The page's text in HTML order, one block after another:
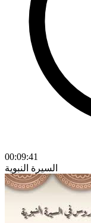
00:09:41
السيرة النبوية